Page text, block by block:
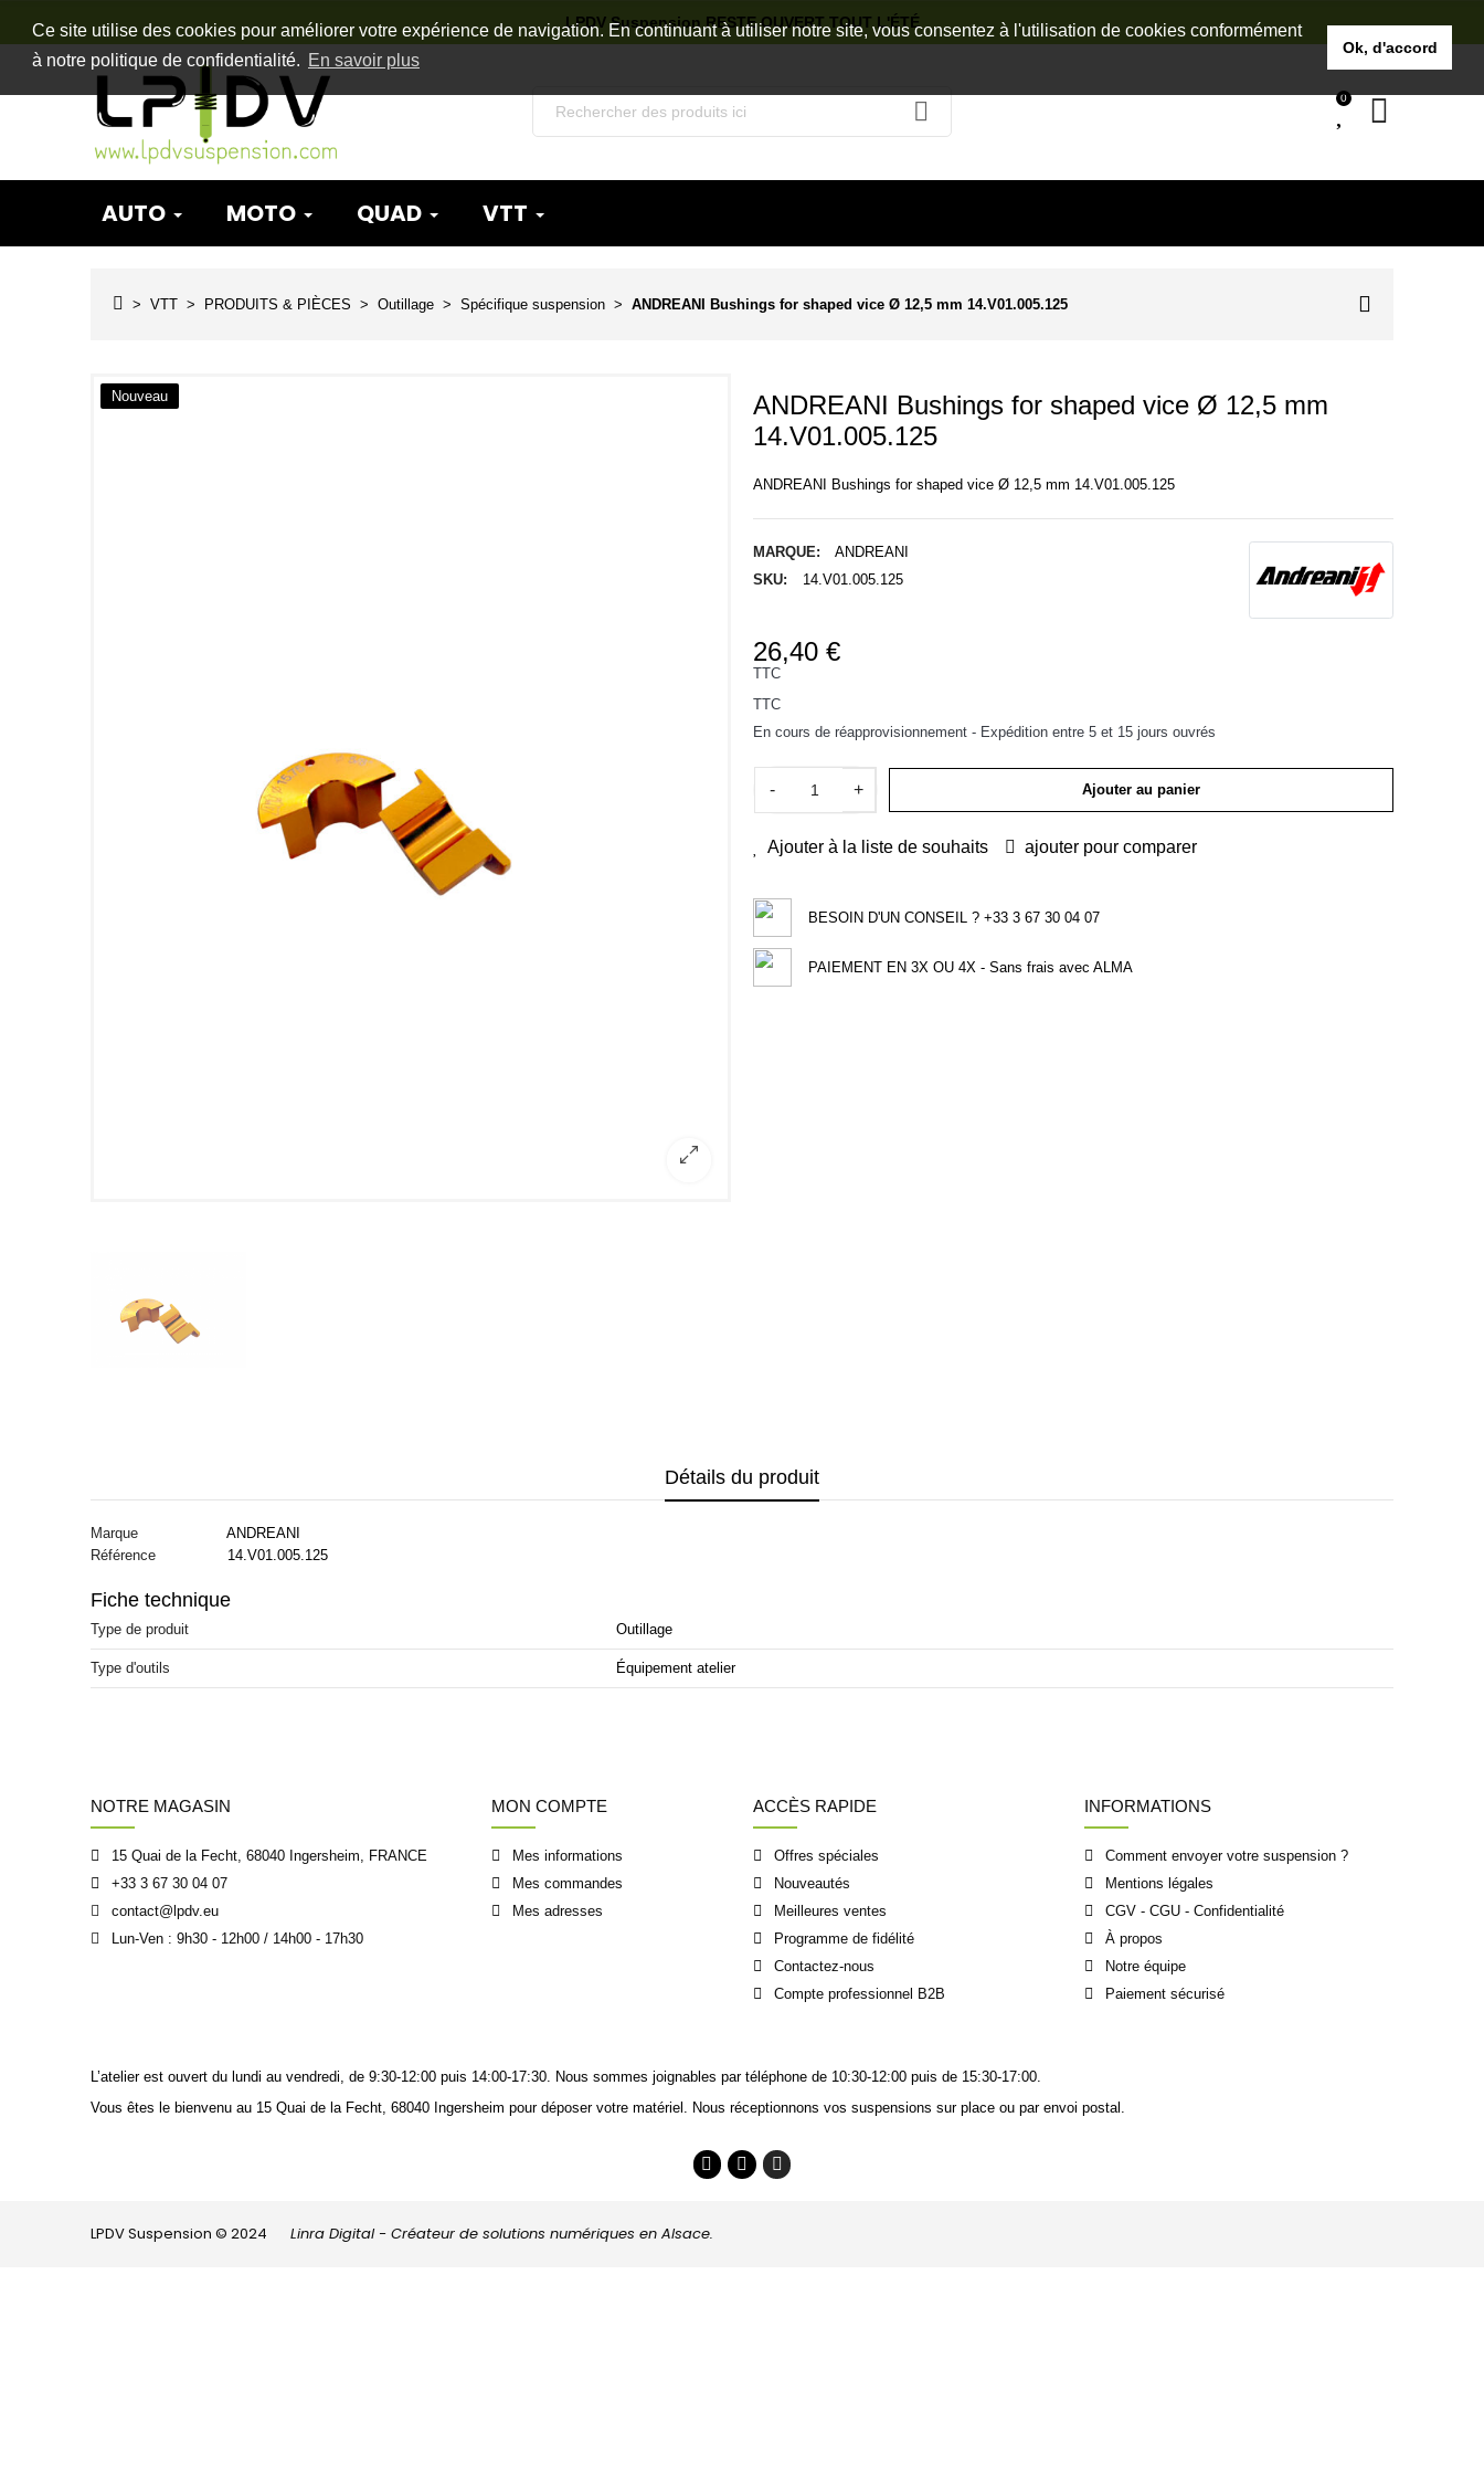
Ce site utilise des cookies pour améliorer votre expérience de navigation. En continuant à utiliser notre site, vous consentez à l'utilisation de cookies conformément
à notre politique de confidentialité. En savoir plus
Ok, d'accord
LPDV Suspension RESTE OUVERT TOUT L'ÉTÉ
0
AUTO MOTO QUAD VTT
VTT PRODUITS & PIÈCES Outillage Spécifique suspension ANDREANI Bushings for shaped vice Ø 12,5 mm 14.V01.005.125
Nouveau
ANDREANI Bushings for shaped vice Ø 12,5 mm
14.V01.005.125
ANDREANI Bushings for shaped vice Ø 12,5 mm 14.V01.005.125
MARQUE:
ANDREANI
SKU:
14.V01.005.125
26,40 €
TTC
TTC
En cours de réapprovisionnement - Expédition entre 5 et 15 jours ouvrés
- + Ajouter au panier
Ajouter à la liste de souhaits ajouter pour comparer
BESOIN D'UN CONSEIL ? +33 3 67 30 04 07
PAIEMENT EN 3X OU 4X - Sans frais avec ALMA
Détails du produit
Marque
ANDREANI
Référence
14.V01.005.125
Fiche technique
Type de produit Outillage
Type d'outils Équipement atelier
NOTRE MAGASIN
15 Quai de la Fecht, 68040 Ingersheim, FRANCE
+33 3 67 30 04 07
contact@lpdv.eu
Lun-Ven : 9h30 - 12h00 / 14h00 - 17h30
MON COMPTE
Mes informations
Mes commandes
Mes adresses
ACCÈS RAPIDE
Offres spéciales
Nouveautés
Meilleures ventes
Programme de fidélité
Contactez-nous
Compte professionnel B2B
INFORMATIONS
Comment envoyer votre suspension ?
Mentions légales
CGV - CGU - Confidentialité
À propos
Notre équipe
Paiement sécurisé
L’atelier est ouvert du lundi au vendredi, de 9:30-12:00 puis 14:00-17:30. Nous sommes joignables par téléphone de 10:30-12:00 puis de 15:30-17:00.
Vous êtes le bienvenu au 15 Quai de la Fecht, 68040 Ingersheim pour déposer votre matériel. Nous réceptionnons vos suspensions sur place ou par envoi postal.
LPDV Suspension © 2024 Linra Digital - Créateur de solutions numériques en Alsace.